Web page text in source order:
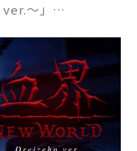
～」